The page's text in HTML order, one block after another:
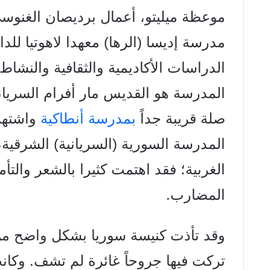
موعظة ميليتو، أعمال بردیصان
مدرسة إديسا (الرها) معهدا لاهوتيا
الدراسات الأكاديمية والثقافية
المدرسة هو القديس مار أفرام
صلة قريبة جداً بمدرسة أنطاكية
المدرسة السورية (السريانية)
الغربية؛ فقد اهتمت كثيرا بالشعر
المضارب.
وقد تأذت كنيسة سوريا بشكل واضح
تركت فيها جروحاً غائرة لم تشف.